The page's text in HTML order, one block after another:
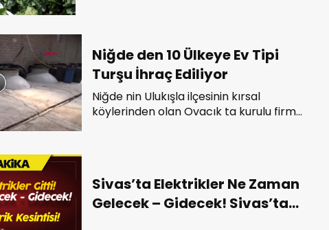
Niğde den 10 Ülkeye Ev Tipi
Turşu İhraç Ediliyor
Niğde nin Ulukışla ilçesinin kırsal
köylerinden olan Ovacık ta kurulu firma,
Sivas’ta Elektrikler Ne Zaman
Gelecek – Gidecek! Sivas’ta